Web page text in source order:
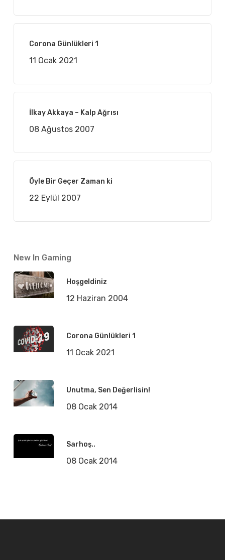
Corona Günlükleri 1
11 Ocak 2021
İlkay Akkaya – Kalp Ağrısı
08 Ağustos 2007
Öyle Bir Geçer Zaman ki
22 Eylül 2007
New In Gaming
Hoşgeldiniz
12 Haziran 2004
Corona Günlükleri 1
11 Ocak 2021
Unutma, Sen Değerlisin!
08 Ocak 2014
Sarhoş..
08 Ocak 2014